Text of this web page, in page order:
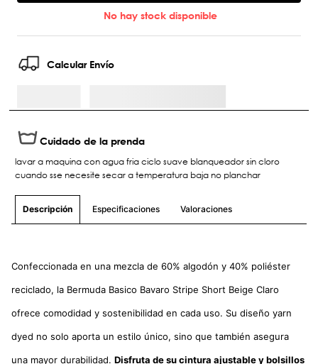
No hay stock disponible
Calcular Envío
Cuidado de la prenda
lavar a maquina con agua fria ciclo suave blanqueador sin cloro
cuando sse necesite secar a temperatura baja no planchar
Descripción Especificaciones Valoraciones
Confeccionada en una mezcla de 60% algodón y 40% poliéster
reciclado, la Bermuda Basico Bavaro Stripe Short Beige Claro
ofrece comodidad y sostenibilidad en cada uso. Su diseño yarn
dyed no solo aporta un estilo único, sino que también asegura
una mayor durabilidad. Disfruta de su cintura ajustable y bolsillos